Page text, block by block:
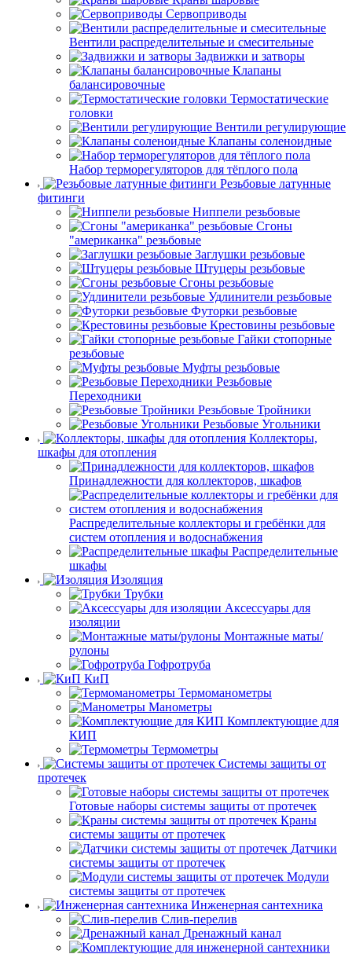
Сервоприводы
Вентили распределительные и смесительные
Задвижки и затворы
Клапаны
балансировочные
Термостатические
головки
Вентили регулирующие
Клапаны соленоидные
Набор терморегуляторов для тёплого пола
Резьбовые латунные
фитинги
Ниппели резьбовые
Сгоны
"американка" резьбовые
Заглушки резьбовые
Штуцеры резьбовые
Сгоны резьбовые
Удлинители резьбовые
Футорки резьбовые
Крестовины резьбовые
Гайки стопорные
резьбовые
Муфты резьбовые
Резьбовые
Переходники
Резьбовые Тройники
Резьбовые Угольники
Коллекторы,
шкафы для отопления
Принадлежности для коллекторов, шкафов
Распределительные коллекторы и гребёнки для
систем отопления и водоснабжения
Распределительные
шкафы
Изоляция
Трубки
Аксессуары для
изоляции
Монтажные маты/
рулоны
Гофротруба
КиП
Термоманометры
Манометры
Комплектующие для
КИП
Термометры
Системы защиты от
протечек
Готовые наборы системы защиты от протечек
Краны
системы защиты от протечек
Датчики
системы защиты от протечек
Модули
системы защиты от протечек
Инженерная сантехника
Слив-перелив
Дренажный канал